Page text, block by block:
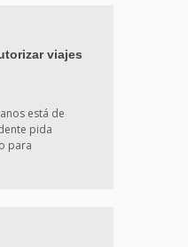
viajes
está de
pida
para